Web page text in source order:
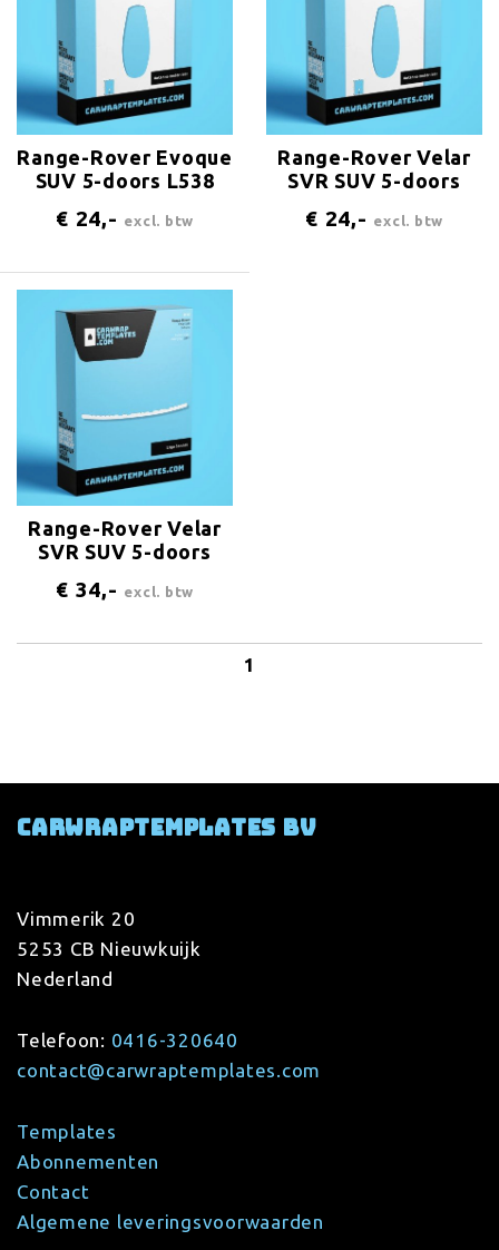
Range-Rover Evoque
SUV 5-doors L538
center-rear
€ 24,- excl. btw
Range-Rover Velar
SVR SUV 5-doors
center-rear
€ 24,- excl. btw
Range-Rover Velar
SVR SUV 5-doors
€ 34,- excl. btw
1
Carwraptemplates BV
Vimmerik 20
5253 CB Nieuwkuijk
Nederland
Telefoon: 0416-320640
contact@carwraptemplates.com
Templates
Abonnementen
Contact
Algemene leveringsvoorwaarden